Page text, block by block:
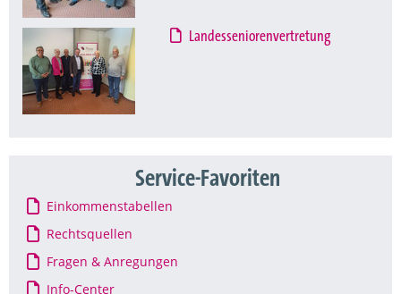
Landesseniorenvertretung
Service-Favoriten
Einkommenstabellen
Rechtsquellen
Fragen & Anregungen
Info-Center